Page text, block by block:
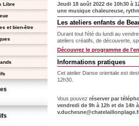
Libre
et bien-être
Jeudi 18 août 2022 de 10h30 à
une musique chaleureuse,
Les ateliers enfants de
Durant tout l'été du lundi au
ateliers créatifs, de découverte,
Découvrez le programme de
Informations pratiques
Cet atelier Danse orientale est
12h30.
Vous pouvez réserver par
vendredi de 9h à 12h et de 14h